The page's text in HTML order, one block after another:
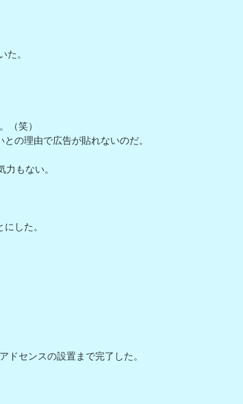
た。
（笑）
の理由で広告が貼れないのだ。
もない。
した。
ドセンスの設置まで完了した。